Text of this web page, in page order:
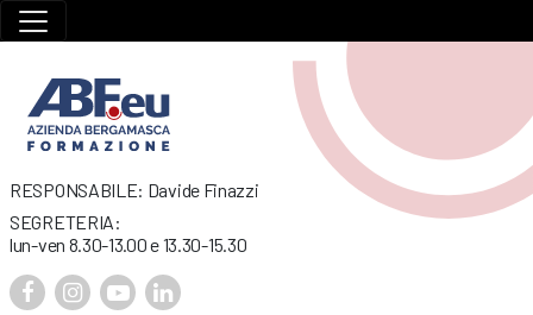
RESPONSABILE: Davide Finazzi
SEGRETERIA:
lun-ven 8.30-13.00 e 13.30-15.30